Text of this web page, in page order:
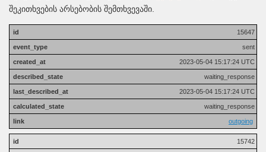
შეკითხვების არსებობის შემთხვევაში.
15647
sent
2023-05-04 15:17:24 UTC
waiting_response
2023-05-04 15:17:24 UTC
waiting_response
outgoing
15742